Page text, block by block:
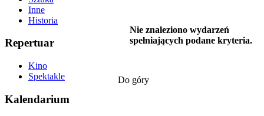
Inne
Historia
Repertuar
Kino
Spektakle
Kalendarium
Nie znaleziono wydarzeń
spełniających podane kryteria.
Do góry